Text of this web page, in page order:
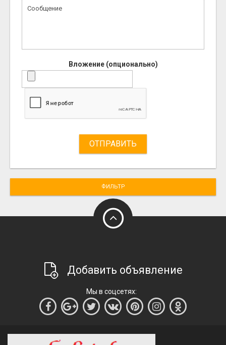
Вложение (опционально)
ОТПРАВИТЬ
ФИЛЬТР
Добавить объявление
Мы в соцсетях: